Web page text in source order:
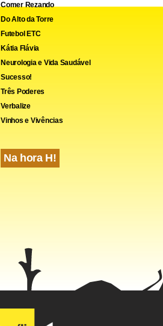
Comer Rezando
Do Alto da Torre
Futebol ETC
Kátia Flávia
Neurologia e Vida Saudável
Sucesso!
Três Poderes
Verbalize
Vinhos e Vivências
Na hora H!